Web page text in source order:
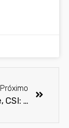
Próximo
Nova série, CSI: Cyber, estreia na TV